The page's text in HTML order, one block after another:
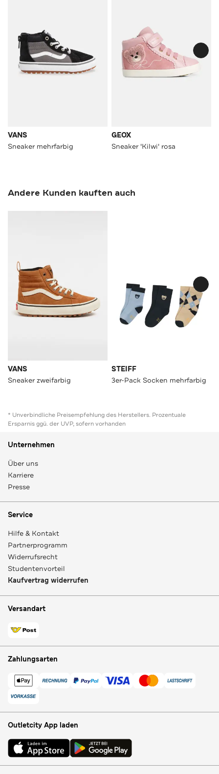
VANS
Sneaker mehrfarbig
GEOX
Sneaker 'Kilwi' rosa
Andere Kunden kauften auch
VANS
Sneaker zweifarbig
STEIFF
3er-Pack Socken mehrfarbig
* Unverbindliche Preisempfehlung des Herstellers. Prozentuale
Ersparnis ggü. der UVP, sofern vorhanden
Unternehmen
Über uns
Karriere
Presse
Service
Hilfe & Kontakt
Partnerprogramm
Widerrufsrecht
Studentenvorteil
Kaufvertrag widerrufen
Versandart
Zahlungsarten
Outletcity App laden